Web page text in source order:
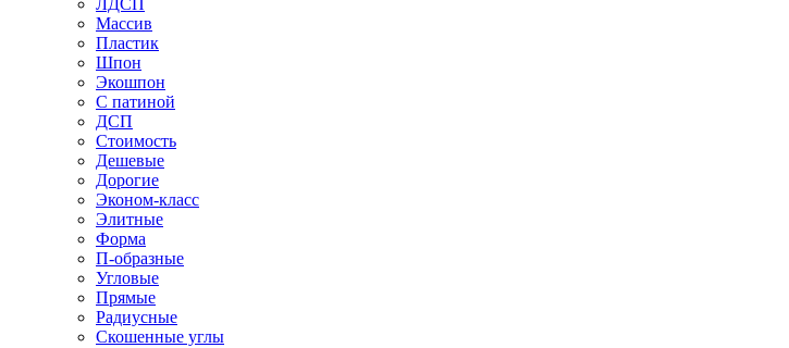
Массив
Пластик
Шпон
Экошпон
С патиной
ДСП
Стоимость
Дешевые
Дорогие
Эконом-класс
Элитные
Форма
П-образные
Угловые
Прямые
Радиусные
Скошенные углы